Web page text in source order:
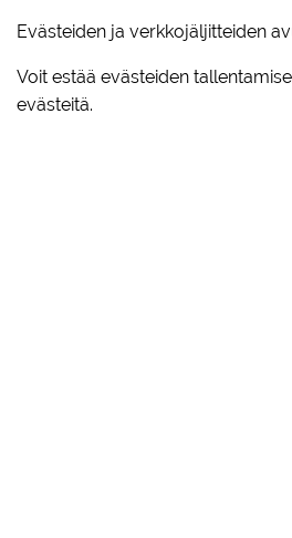
Evästeiden ja verkkojäljitteiden
Voit estää evästeiden
evästeitä.